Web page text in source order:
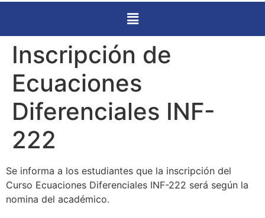
Inscripción de
Ecuaciones
Diferenciales INF-
222
Se informa a los estudiantes que la inscripción del
Curso Ecuaciones Diferenciales INF-222 será según la
nomina del académico.